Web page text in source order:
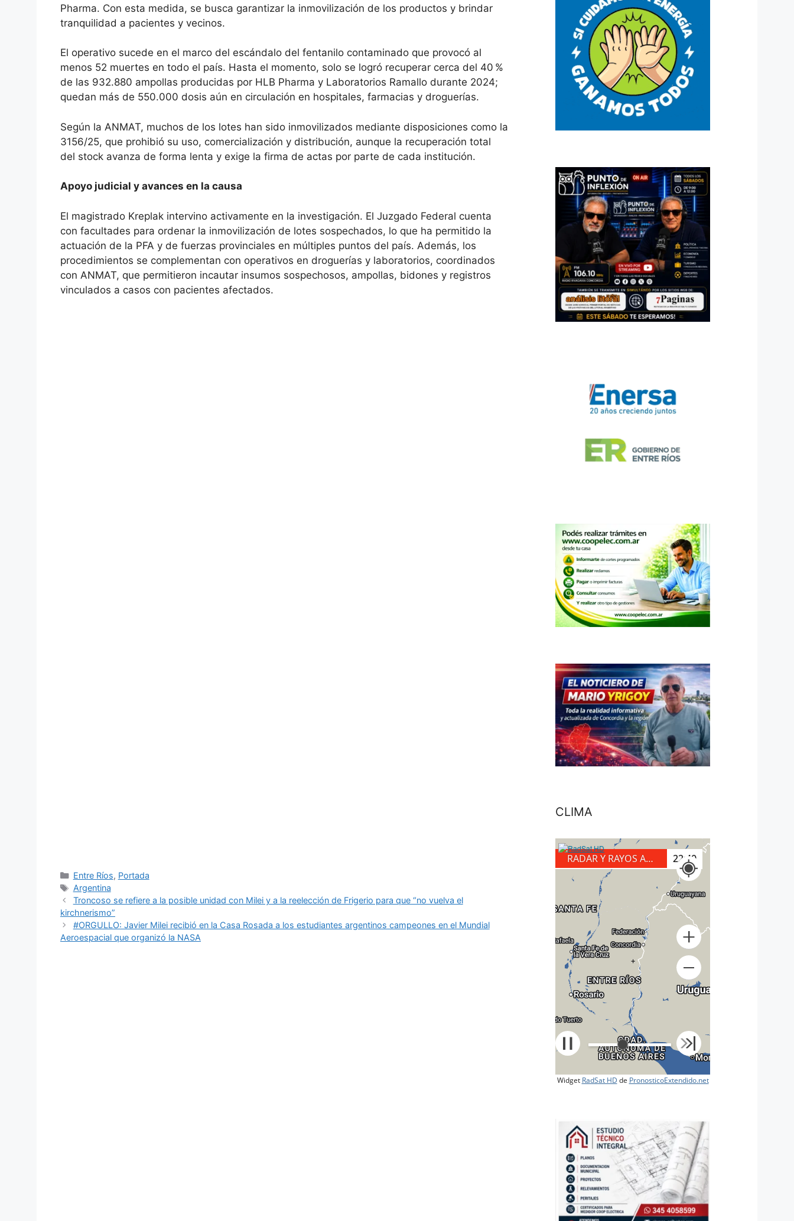
Pharma. Con esta medida, se busca garantizar la inmovilización de los productos y brindar
tranquilidad a pacientes y vecinos.
El operativo sucede en el marco del escándalo del fentanilo contaminado que provocó al
menos 52 muertes en todo el país. Hasta el momento, solo se logró recuperar cerca del 40 %
de las 932.880 ampollas producidas por HLB Pharma y Laboratorios Ramallo durante 2024;
quedan más de 550.000 dosis aún en circulación en hospitales, farmacias y droguerías.
Según la ANMAT, muchos de los lotes han sido inmovilizados mediante disposiciones como la
3156/25, que prohibió su uso, comercialización y distribución, aunque la recuperación total
del stock avanza de forma lenta y exige la firma de actas por parte de cada institución.
Apoyo judicial y avances en la causa
El magistrado Kreplak intervino activamente en la investigación. El Juzgado Federal cuenta
con facultades para ordenar la inmovilización de lotes sospechados, lo que ha permitido la
actuación de la PFA y de fuerzas provinciales en múltiples puntos del país. Además, los
procedimientos se complementan con operativos en droguerías y laboratorios, coordinados
con ANMAT, que permitieron incautar insumos sospechosos, ampollas, bidones y registros
vinculados a casos con pacientes afectados.
Categorías
Entre Ríos, Portada
Etiquetas
Argentina
Troncoso se refiere a la posible unidad con Milei y a la reelección de Frigerio para que “no vuelva el
kirchnerismo”
#ORGULLO: Javier Milei recibió en la Casa Rosada a los estudiantes argentinos campeones en el Mundial
Aeroespacial que organizó la NASA
CLIMA
RADAR Y RAYOS A TIERRA 23:00
+
Widget RadSat HD de PronosticoExtendido.net